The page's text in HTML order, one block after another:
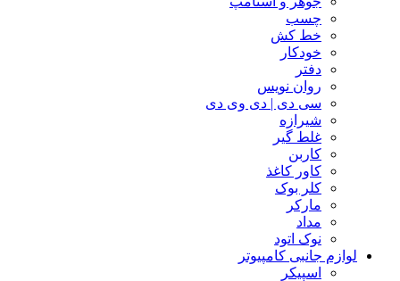
چسب
خط کش
خودکار
دفتر
روان نویس
سی دی | دی وی دی
شیرازه
غلط گیر
کاربن
کاور کاغذ
کلر بوک
مارکر
مداد
نوک اتود
لوازم جانبی کامپیوتر
اسپیکر